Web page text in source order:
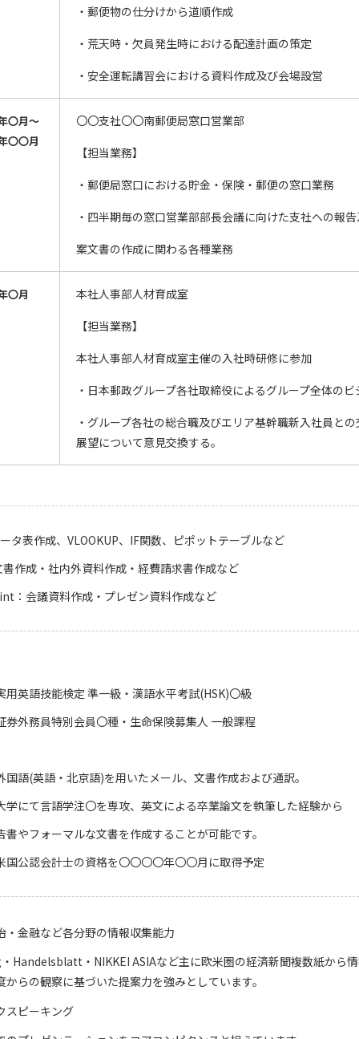
・郵便物の仕分けから道順作成
・荒天時・欠員発生時における配達計画の策定
・安全運転講習会における資料作成及び会場設営
〇月～
〇〇月
〇〇支社〇〇南郵便局窓口営業部
【担当業務】
・郵便局窓口における貯金・保険・郵便の窓口業務
・四半期毎の窓口営業部部長会議に向けた支社への報
案文書の作成に関わる各種業務
〇月
本社人事部人材育成室
【担当業務】
本社人事部人材育成室主催の入社時研修に参加
・日本郵政グループ各社取締役によるグループ全体の
・グループ各社の総合職及びエリア基幹職新入社員と
展望について意見交換する。
タ表作成、VLOOKUP、IF関数、ピポットテーブルなど
書作成・社内外資料作成・経費請求書作成など
：会議資料作成・プレゼン資料作成など
用英語技能検定 準一級・漢語水平考試(HSK)〇級
券外務員特別会員〇種・生命保険募集人 一般課程
国語(英語・北京語)を用いたメール、文書作成および通訳。
学にて言語学注〇を専攻、英文による卒業論文を執筆した経験から
書やフォーマルな文書を作成することが可能です。
国公認会計士の資格を〇〇〇〇年〇〇月に取得予定
・金融など各分野の情報収集能力
Handelsblatt・NIKKEI ASIAなど主に欧米圏の経済新聞複数紙から
からの観察に基づいた提案力を強みとしています。
スピーキング